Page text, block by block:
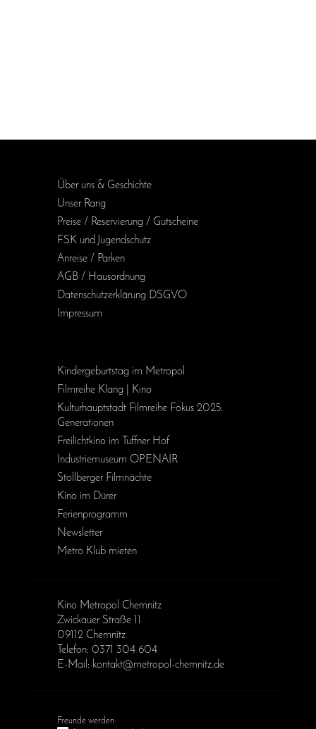
Über uns & Geschichte
Unser Rang
Preise / Reservierung / Gutscheine
FSK und Jugendschutz
Anreise / Parken
AGB / Haus­ordnung
Daten­schutz­erklärung DSGVO
Impressum
Kinder­geburts­tag im Metropol
Filmreihe Klang | Kino
Kulturhauptstadt Filmreihe Fokus 2025:
Generationen
Freilichtkino im Tuffner Hof
Industriemuseum OPENAIR
Stollberger Filmnächte
Kino im Dürer
Ferienprogramm
Newsletter
Metro Klub mieten
Kino Metropol Chemnitz
Zwickauer Straße 11
09112 Chemnitz
Telefon: 0371 304 604
E-Mail: kontakt@metropol-chemnitz.de